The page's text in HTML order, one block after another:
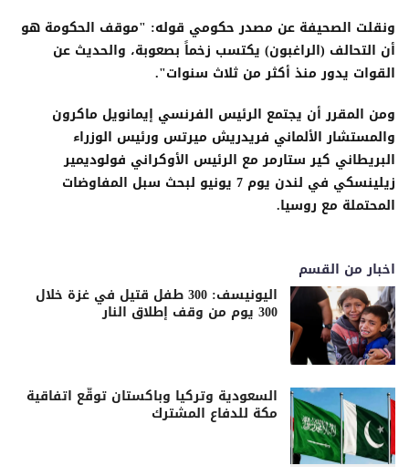
ونقلت الصحيفة عن مصدر حكومي قوله: "موقف الحكومة هو
أن التحالف (الراغبون) يكتسب زخماً بصعوبة، والحديث عن
القوات يدور منذ أكثر من ثلاث سنوات".
ومن المقرر أن يجتمع الرئيس الفرنسي إيمانويل ماكرون
والمستشار الألماني فريدريش ميرتس ورئيس الوزراء
البريطاني كير ستارمر مع الرئيس الأوكراني فولوديمير
زيلينسكي في لندن يوم 7 يونيو لبحث سبل المفاوضات
المحتملة مع روسيا.
اخبار من القسم
اليونيسف: 300 طفل قتيل في غزة خلال
300 يوم من وقف إطلاق النار
السعودية وتركيا وباكستان توقّع اتفاقية
مكة للدفاع المشترك